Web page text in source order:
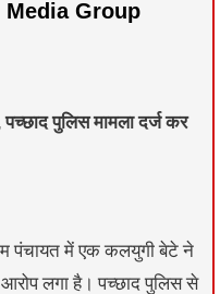
Group
पुलिस मामला दर्ज कर
पंचायत में एक कलयुगी बेटे ने
लगा है। पच्छाद पुलिस से